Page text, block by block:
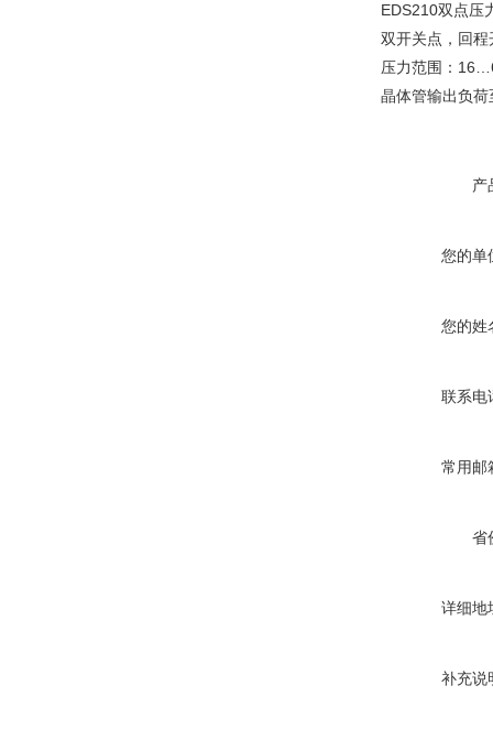
EDS210双点压
双开关点，回
压力范围：
晶体管输出负荷
产
您的单
您的姓
联系电
常用邮
省
详细地
补充说